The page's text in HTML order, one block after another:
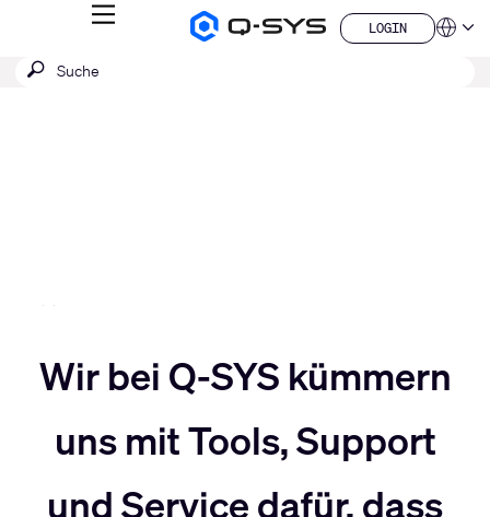
Q-
MENÜ
LOGIN
LOGIN
QSYS.com (English)
Suche
SUCHE
Slider
Slider
nach
Wir bei Q-SYS kümmern
uns mit Tools, Support
und Service dafür, dass